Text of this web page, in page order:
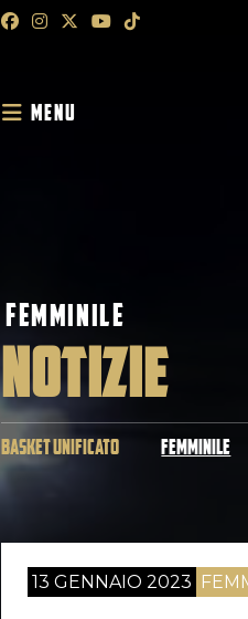
MENU
FEMMINILE
NOTIZIE
BASKET UNIFICATO FEMMINILE
13 GENNAIO 2023